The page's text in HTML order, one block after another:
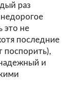
раз
это не
последние
поспорить),
и